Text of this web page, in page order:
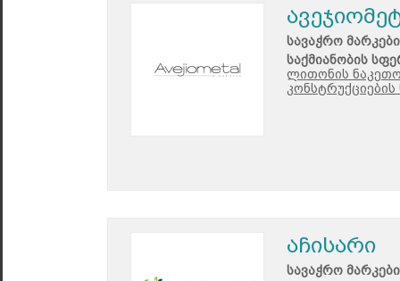
სავაჭრო
საქმიანობის
ლითონის
კონსტრუქციების
აჩისარი
სავაჭრო